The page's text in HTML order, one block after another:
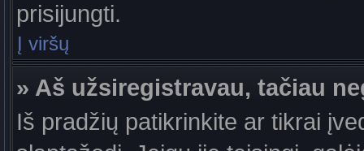
prisijungti.
Į viršų
» Aš užsiregistravau, tačiau
Iš pradžių patikrinkite ar tikrai